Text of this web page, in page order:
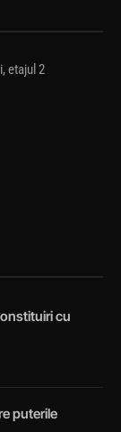
etajul 2
cu
puterile